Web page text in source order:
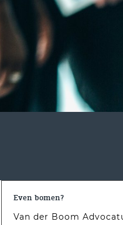
Even bomen?
Van der Boom